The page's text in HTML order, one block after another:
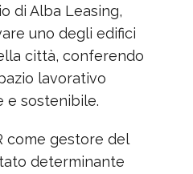
di Alba Leasing,
uno degli edifici
città, conferendo
lavorativo
e sostenibile.
come gestore del
determinante